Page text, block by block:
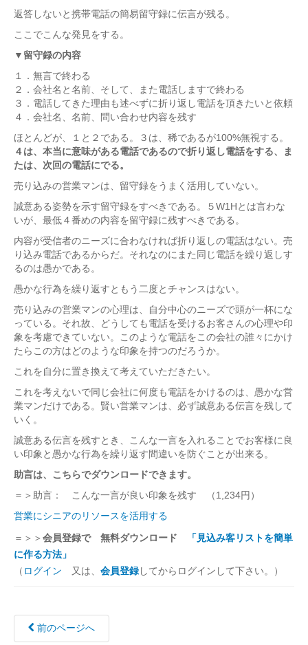
返答しないと携帯電話の簡易留守録に伝言が残る。
ここでこんな発見をする。
▼留守録の内容
１．無言で終わる
２．会社名と名前、そして、また電話しますで終わる
３．電話してきた理由も述べずに折り返し電話を頂きたいと依頼
４．会社名、名前、問い合わせ内容を残す
ほとんどが、１と２である。３は、稀であるが100%無視する。
４は、本当に意味がある電話であるので折り返し電話をする、ま
たは、次回の電話にでる。
売り込みの営業マンは、留守録をうまく活用していない。
誠意ある姿勢を示す留守録をすべきである。５W1Hとは言わな
いが、最低４番めの内容を留守録に残すべきである。
内容が受信者のニーズに合わなければ折り返しの電話はない。売
り込み電話であるからだ。それなのにまた同じ電話を繰り返しす
るのは愚かである。
愚かな行為を繰り返すともう二度とチャンスはない。
売り込みの営業マンの心理は、自分中心のニーズで頭が一杯にな
っている。それ故、どうしても電話を受けるお客さんの心理や印
象を考慮できていない。このような電話をこの会社の誰々にかけ
たらこの方はどのような印象を持つのだろうか。
これを自分に置き換えて考えていただきたい。
これを考えないで同じ会社に何度も電話をかけるのは、愚かな営
業マンだけである。賢い営業マンは、必ず誠意ある伝言を残して
いく。
誠意ある伝言を残すとき、こんな一言を入れることでお客様に良
い印象と愚かな行為を繰り返す間違いを防ぐことが出来る。
助言は、こちらでダウンロードできます。
＝＞助言： こんな一言が良い印象を残す （1,234円）
営業にシニアのリソースを活用する
＝＞＞ 会員登録で 無料ダウンロード
「見込み客リストを簡単
に作る方法」
（ ログイン 又は、 会員登録してからログインして下さい。）
前のページへ